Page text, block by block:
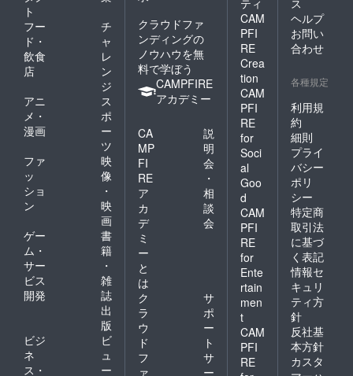
ト
フー
ド・
飲食
店
チ
ャ
レ
ン
ジ
アニ
メ・
漫画
ス
ポ
ー
ツ
ファ
ッ
ショ
ン
映
像
・
映
画
ゲー
ム・
サー
ビス
開発
書
籍
・
雑
誌
出
版
ビジ
ネ
ス・
ビ
ュ
ー
クラウドファ
ンディングの
ノウハウを無
料で学ぼう
CAMPFIRE
アカデミー
CA
MP
FI
RE
ア
カ
デ
ミ
ー
と
は
説
明
会
・
相
談
会
ク
ラ
ウ
ド
フ
ァ
サ
ポ
ー
ト
サ
ー
ティ
CAM
PFI
RE
Crea
tion
CAM
PFI
RE
for
Soci
al
Goo
d
CAM
PFI
RE
for
Ente
rtain
men
t
CAM
PFI
RE
ス
ヘルプ
お問い
合わせ
各種規定
利用規
約
細則
プライ
バシー
ポリ
シー
特定商
取引法
に基づ
く表記
情報セ
キュリ
ティ方
針
反社基
本方針
カスタ